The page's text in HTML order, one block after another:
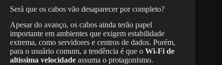
Será que os cabos vão desaparecer por completo?
Apesar do avanço, os cabos ainda terão papel
importante em ambientes que exigem estabilidade
extrema, como servidores e centros de dados. Porém,
para o usuário comum, a tendência é que o Wi-Fi de
altíssima velocidade assuma o protagonismo.